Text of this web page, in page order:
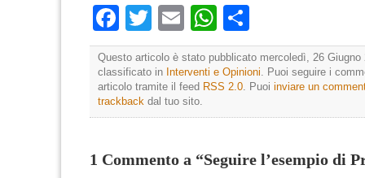
Facebook
TwitterEmailWhatsApp
Questo articolo è stato pubblicato mercoledì, 26 Giugno
classificato in Interventi e Opinioni . Puoi seguire i
articolo tramite il feed RSS 2.0 . Puoi inviare un
trackback dal tuo sito.
1 Commento a “Seguire l’esempio di